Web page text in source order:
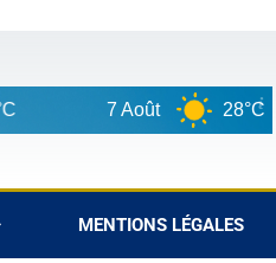
28°C
MENTIONS LÉGALES